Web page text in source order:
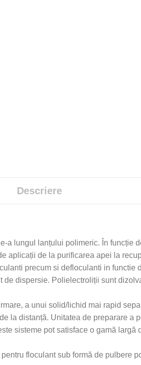
Descriere
lungul lanțului polimeric. În funcție
aplicații de la purificarea apei la
precum si defloculanti in functie
dispersie. Polielectroliții sunt
a unui solid/lichid mai rapid
la distanță. Unitatea de preparare a
sisteme pot satisface o gamă
floculant sub formă de pulbere